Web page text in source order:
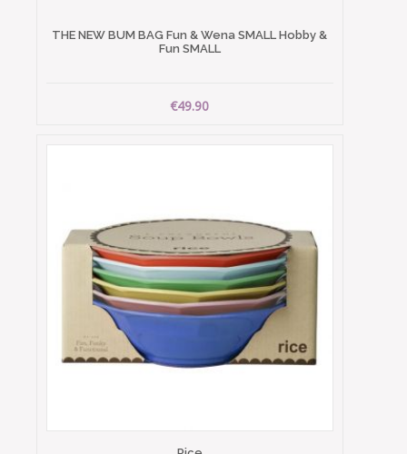
THE NEW BUM BAG Fun & Wena SMALL Hobby &
Fun SMALL
€49.90